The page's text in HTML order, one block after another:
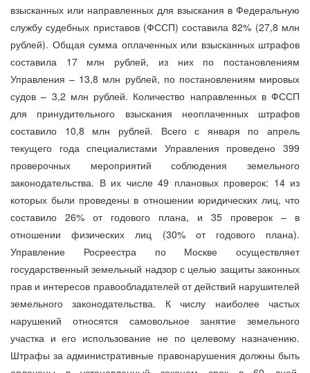
взысканных или направленных для взыскания в Федеральную
службу судебных приставов (ФССП) составила 82% (27,8 млн
рублей). Общая сумма оплаченных или взысканных штрафов
составила 17 млн рублей, из них по постановлениям
Управления – 13,8 млн рублей, по постановлениям мировых
судов – 3,2 млн рублей. Количество направленных в ФССП
для принудительного взыскания неоплаченных штрафов
составило 10,8 млн рублей. Всего с января по апрель
текущего года специалистами Управления проведено 399
проверочных мероприятий соблюдения земельного
законодательства. В их числе 49 плановых проверок: 14 из
которых были проведены в отношении юридических лиц, что
составило 26% от годового плана, и 35 проверок – в
отношении физических лиц (30% от годового плана).
Управление Росреестра по Москве осуществляет
государственный земельный надзор с целью защиты законных
прав и интересов правообладателей от действий нарушителей
земельного законодательства. К числу наиболее частых
нарушений относятся самовольное занятие земельного
участка и его использование не по целевому назначению.
Штрафы за административные правонарушения должны быть